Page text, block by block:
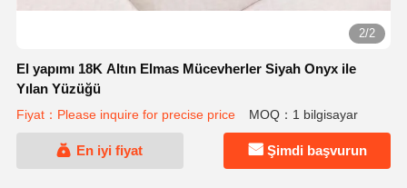
2/2
El yapımı 18K Altın Elmas Mücevherler Siyah Onyx ile
Yılan Yüzüğü
Fiyat：Please inquire for precise price MOQ：1 bilgisayar
En iyi fiyat Şimdi başvurun